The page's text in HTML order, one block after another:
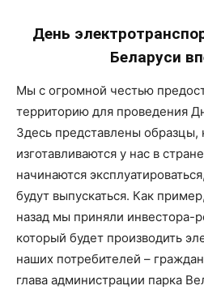
День
Беларуси
Мы с огромной честью
территорию для проведения
Здесь представлены образцы,
изготавливаются у нас в
начинаются
будут выпускаться. Как
назад мы приняли инвестора-
который будет производить
наших потребителей –
глава администрации парка